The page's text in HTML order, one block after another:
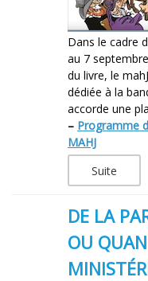
Dans le cadre
au 7
du livre, le
dédiée à la
accorde une
– Programme
MAHJ
Suite
DE LA
OU